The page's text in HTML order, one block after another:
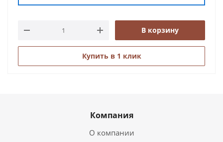
В корзину
Купить в 1 клик
Компания
О компании